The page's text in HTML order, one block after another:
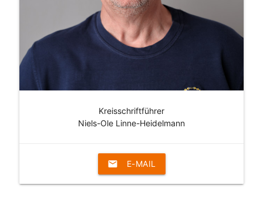
Kreisschriftführer
Niels-Ole Linne-Heidelmann
email E-MAIL